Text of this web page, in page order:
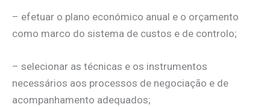
– efetuar o plano económico anual e o orçamento
como marco do sistema de custos e de controlo;
– selecionar as técnicas e os instrumentos
necessários aos processos de negociação e de
acompanhamento adequados;